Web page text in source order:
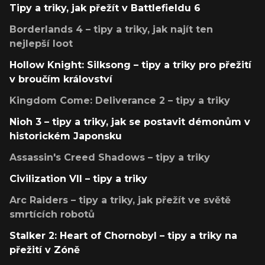
Tipy a triky, jak přežít v Battlefieldu 6
Borderlands 4 – tipy a triky, jak najít ten
nejlepší loot
Hollow Knight: Silksong – tipy a triky pro přežití
v broučím království
Kingdom Come: Deliverance 2 – tipy a triky
Nioh 3 – tipy a triky, jak se postavit démonům v
historickém Japonsku
Assassin's Creed Shadows – tipy a triky
Civilization VII – tipy a triky
Arc Raiders – tipy a triky, jak přežít ve světě
smrtících robotů
Stalker 2: Heart of Chornobyl – tipy a triky na
přežití v Zóně